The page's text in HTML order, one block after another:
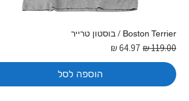
Boston Terrier / בוסטון טרייר
מחיר רגיל מחיר מבצע
הוספה לסל